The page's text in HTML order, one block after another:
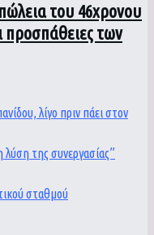
του 46χρονου
προσπάθειες των